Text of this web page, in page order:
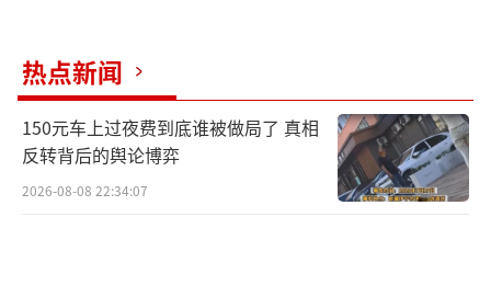
热点新闻
150元车上过夜费到底谁被做局了 真相
反转背后的舆论博弈
2026-08-08 22:34:07